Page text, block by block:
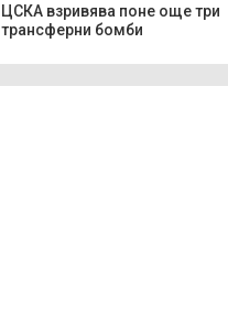
ЦСКА взривява поне още три
трансферни бомби